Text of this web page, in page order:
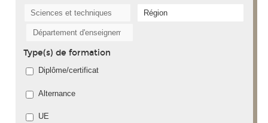
Type(s) de formation
Diplôme/certificat
Alternance
UE